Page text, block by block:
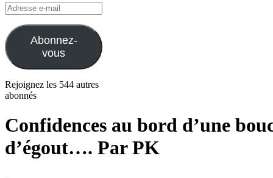
Adresse
e-
mail
Abonnez-
vous
Rejoignez les 544 autres
abonnés
Confidences au bord d’une
d’égout…. Par PK